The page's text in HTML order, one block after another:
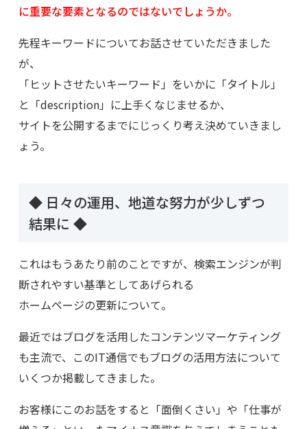
に重要な要素となるのではないでしょうか。
先程キーワードについてお話させていただきました
が、
「ヒットさせたいキーワード」をいかに「タイトル」
と「description」に上手くなじませるか、
サイトを公開するまでにじっくり考え決めていきまし
ょう。
◆ 日々の運用、地道な努力が少しずつ
結果に ◆
これはもうあたり前のことですが、検索エンジンが判
断されやすい基準としてあげられる
ホームページの更新について。
最近ではブログを活用したコンテンツマーケティング
も主流で、このIT通信でもブログの活用方法について
いくつか掲載してきました。
お客様にこのお話をすると「面倒くさい」や「仕事が